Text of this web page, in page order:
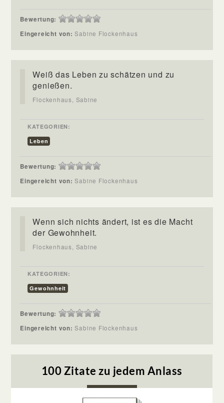
Bewertung:
Eingereicht von:Sabine Flockenhaus
Weiß das Leben zu schätzen und zu
genießen.
Flockenhaus, Sabine
KATEGORIEN:
Leben
Bewertung:
Eingereicht von:Sabine Flockenhaus
Wenn sich nichts ändert, ist es die Macht
der Gewohnheit.
Flockenhaus, Sabine
KATEGORIEN:
Gewohnheit
Bewertung:
Eingereicht von:Sabine Flockenhaus